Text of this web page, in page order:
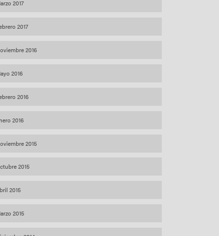
2017
2017
2016
2016
2016
2016
2015
2015
2015
2015